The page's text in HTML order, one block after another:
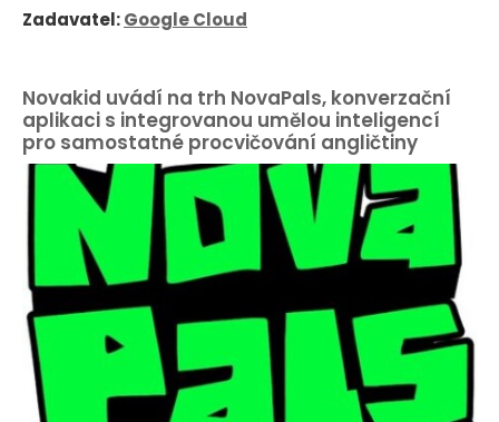
Zadavatel:Google Cloud
Novakid uvádí na trh NovaPals, konverzační
aplikaci s integrovanou umělou inteligencí
pro samostatné procvičování angličtiny